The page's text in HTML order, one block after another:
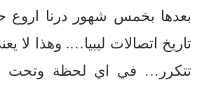
بعدها بخمس شهور درنا اروع
تاريخ اتصالات ليبيا…. وهذا
تتكرر… في اي لحظة